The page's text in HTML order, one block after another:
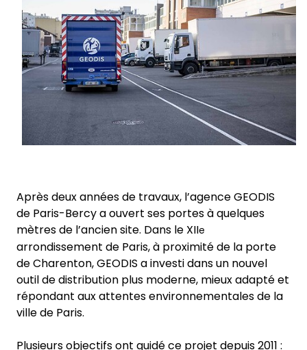
Après deux années de travaux, l’agence GEODIS
de Paris-Bercy a ouvert ses portes à quelques
mètres de l’ancien site. Dans le XIIe
arrondissement de Paris, à proximité de la porte
de Charenton, GEODIS a investi dans un nouvel
outil de distribution plus moderne, mieux adapté et
répondant aux attentes environnementales de la
ville de Paris.
Plusieurs objectifs ont guidé ce projet depuis 2011 :